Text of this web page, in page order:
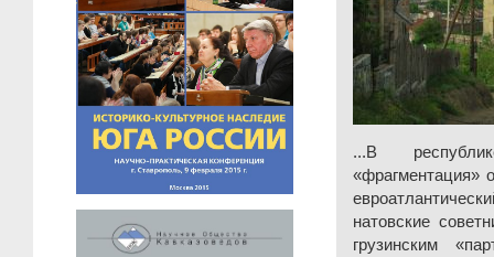
...В
«фрагментация»
натовские
грузинским